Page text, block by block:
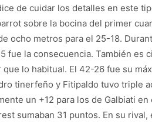
de cuidar los detalles en este
sobre la bocina del primer
ocho metros para el 25-18.
fue la consecuencia. También es
que lo habitual. El 42-26 fue su
tinerfeño y Fitipaldo tuvo triple
un +12 para los de Galbiati
sumaban 31 puntos. En su